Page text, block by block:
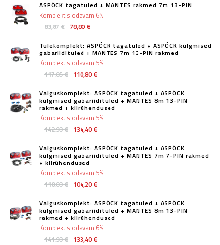
ASPÖCK tagatuled + MANTES rakmed 7m 13-PIN
83,87 € 78,80 €
Komplektis odavam 6%
Tulekomplekt: ASPÖCK tagatuled + ASPÖCK külgmised
gabariidituled + MANTES 7m 13-PIN rakmed
117,85 € 110,80 €
Komplektis odavam 5%
Valguskomplekt: ASPÖCK tagatuled + ASPÖCK
külgmised gabariidituled + MANTES 8m 13-PIN
rakmed + kiirühendused
142,93 € 134,40 €
Komplektis odavam 5%
Valguskomplekt: ASPÖCK tagatuled + ASPÖCK
külgmised gabariidituled + MANTES 7m 7-PIN rakmed
+ kiirühendused
110,83 € 104,20 €
Komplektis odavam 5%
Valguskomplekt: ASPÖCK tagatuled + ASPÖCK
külgmised gabariidituled + MANTES 8m 13-PIN
rakmed + kiirühendused
141,93 € 133,40 €
Komplektis odavam 6%